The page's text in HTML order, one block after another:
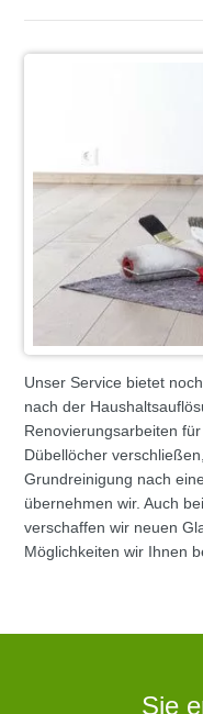
Unser Service bietet
nach der
Renovierungsarbeiten
Dübellöcher
Grundreinigung nach
übernehmen wir. Auch
verschaffen wir neuen
Möglichkeiten wir Ihnen
Sie